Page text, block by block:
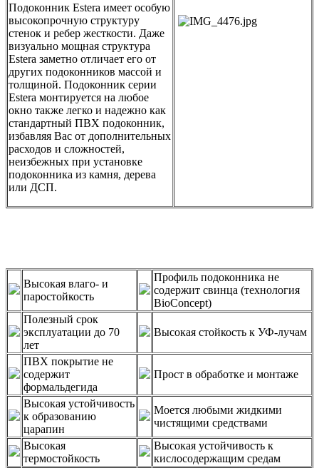
Подоконник Estera имеет особую
высокопрочную структуру
стенок и ребер жесткости. Даже
визуально мощная структура
Estera заметно отличает его от
других подоконников массой и
толщиной. Подоконник серии
Estera монтируется на любое
окно также легко и надежно как
стандартный ПВХ подоконник,
избавляя Вас от дополнительных
расходов и сложностей,
неизбежных при установке
подоконника из камня, дерева
или ДСП.
Высокая влаго- и
паростойкость
Профиль подоконника не
содержит свинца (технология
BioConcept)
Полезный срок
эксплуатации до 70
лет
Высокая стойкость к УФ-лучам
ПВХ покрытие не
содержит
формальдегида
Прост в обработке и монтаже
Высокая устойчивость
к образованию
царапин
Моется любыми жидкими
чистящими средствами
Высокая
термостойкость
Высокая устойчивость к
кислосодержащим средам